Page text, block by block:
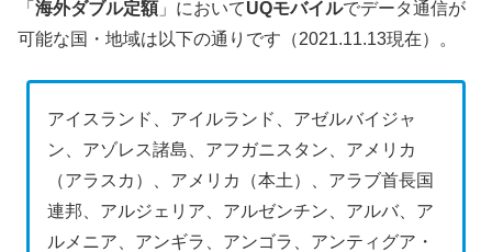
「 海外ダブル定額」においてUQモバイルでデータ通信が
可能な国・地域は以下の通りです（2021.11.13現在）。
アイスランド、アイルランド、アゼルバイジャ
ン、アゾレス諸島、アフガニスタン、アメリカ
（アラスカ）、アメリカ（本土）、アラブ首長国
連邦、アルジェリア、アルゼンチン、アルバ、ア
ルメニア、アンギラ、アンゴラ、アンティグア・